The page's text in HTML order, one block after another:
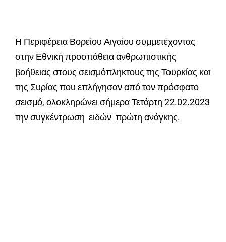
Η Περιφέρεια Βορείου Αιγαίου συμμετέχοντας
στην Εθνική προσπάθεια ανθρωπιστικής
βοήθειας στους σεισμόπληκτους της Τουρκίας και
της Συρίας που επλήγησαν από τον πρόσφατο
σεισμό, ολοκληρώνει σήμερα Τετάρτη 22.02.2023
την συγκέντρωση ειδών πρώτη ανάγκης.